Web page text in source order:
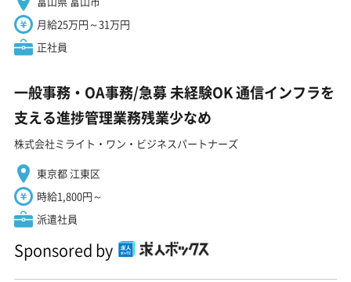
月給25万円～31万円
正社員
一般事務・OA事務/急募 未経験OK 通信インフラを
支える進捗管理業務残業少なめ
株式会社ミライト・ワン・ビジネスパートナーズ
東京都 江東区
時給1,800円～
派遣社員
Sponsored by